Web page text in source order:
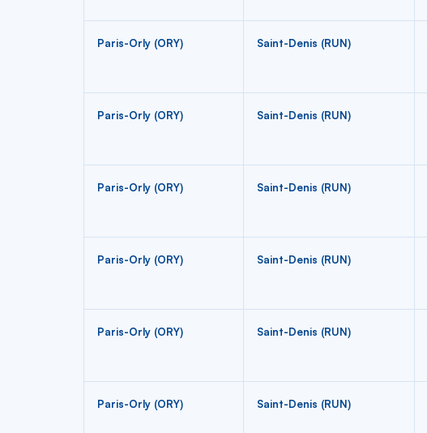
Paris-Orly (ORY) Saint-Denis (RUN)
Paris-Orly (ORY) Saint-Denis (RUN)
Paris-Orly (ORY) Saint-Denis (RUN)
Paris-Orly (ORY) Saint-Denis (RUN)
Paris-Orly (ORY) Saint-Denis (RUN)
Paris-Orly (ORY) Saint-Denis (RUN)